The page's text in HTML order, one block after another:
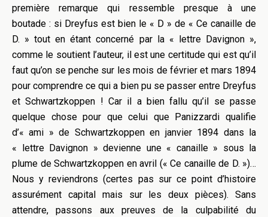
première remarque qui ressemble presque à une
boutade : si Dreyfus est bien le « D » de « Ce canaille de
D. » tout en étant concerné par la « lettre Davignon »,
comme le soutient l’auteur, il est une certitude qui est qu’il
faut qu’on se penche sur les mois de février et mars 1894
pour comprendre ce qui a bien pu se passer entre Dreyfus
et Schwartzkoppen ! Car il a bien fallu qu’il se passe
quelque chose pour que celui que Panizzardi qualifie
d’« ami » de Schwartzkoppen en janvier 1894 dans la
« lettre Davignon » devienne une « canaille » sous la
plume de Schwartzkoppen en avril (« Ce canaille de D. »)…
Nous y reviendrons (certes pas sur ce point d’histoire
assurément capital mais sur les deux pièces). Sans
attendre, passons aux preuves de la culpabilité du